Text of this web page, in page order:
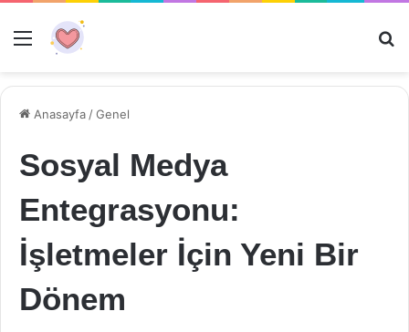
Menü
Anasayfa /Genel
Sosyal Medya
Entegrasyonu:
İşletmeler İçin Yeni Bir
Dönem